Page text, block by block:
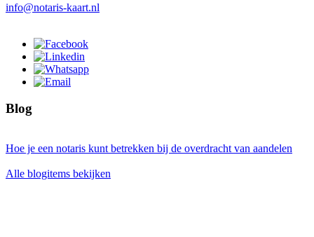
info@notaris-kaart.nl
Blog
Hoe je een notaris kunt betrekken bij de overdracht van aandelen
Alle blogitems bekijken